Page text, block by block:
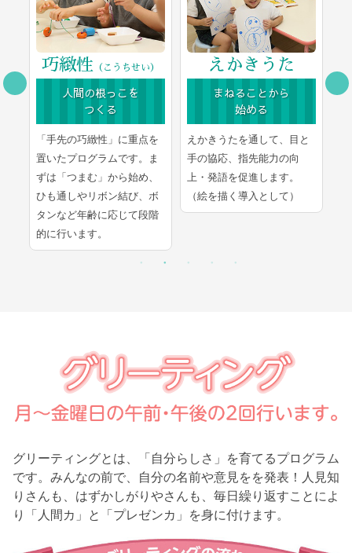
巧緻性 （こうちせい）
人間の根っこを
つくる
「手先の巧緻性」に重点を
置いたプログラムです。ま
ずは「つまむ」から始め、
ひも通しやリボン結び、ボ
タンなど年齢に応じて段階
的に行います。
えかきうた
まねることから
始める
えかきうたを通して、目と
手の協応、指先能力の向
上・発語を促進します。
（絵を描く導入として）
グリーティングとは、「自分らしさ」を育てるプログラム
です。みんなの前で、自分の名前や意見をを発表！人見知
りさんも、はずかしがりやさんも、毎日繰り返すことによ
り「人間カ」と「プレゼンカ」を身に付けます。